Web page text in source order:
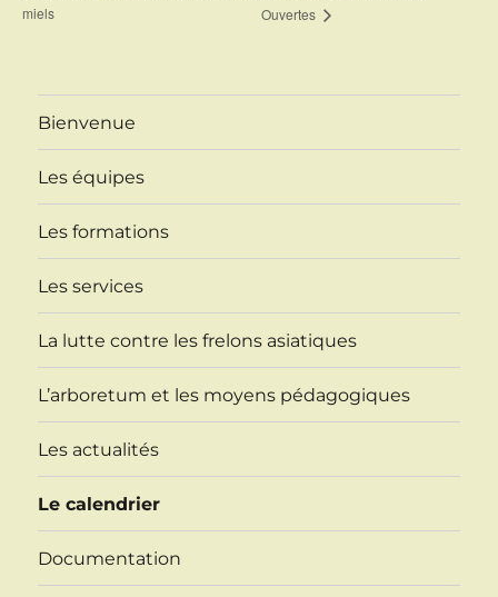
miels
Ouvertes
Bienvenue
Les équipes
Les formations
Les services
La lutte contre les frelons asiatiques
L’arboretum et les moyens pédagogiques
Les actualités
Le calendrier
Documentation